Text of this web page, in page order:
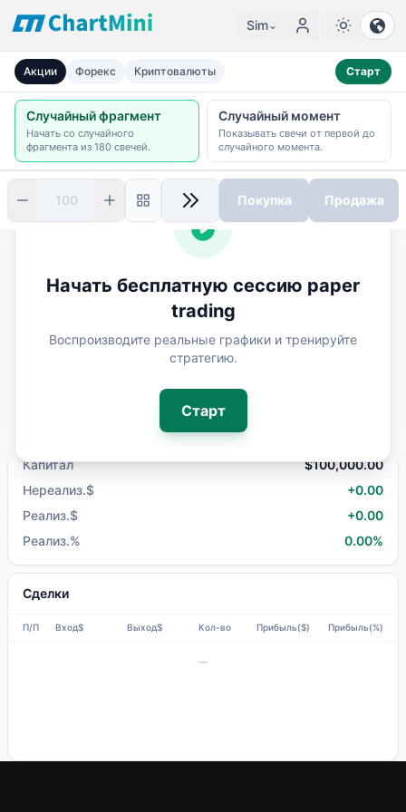
Sim⌄
Бесплатный Paper Trading — Повтор Исторических
Акции Форекс Криптовалюты Старт
Случайный фрагмент
Начать со случайного
фрагмента из 180 свечей.
Случайный момент
Показывать свечи от первой до
случайного момента.
Начать бесплатную сессию paper
trading
Воспроизводите реальные графики и тренируйте
стратегию.
Старт
Покупка Продажа
Кол-во
0
Себестоимость Рыночная цена
$0.00
Капитал $100,000.00
Нереализ.$ +0.00
Реализ.$ +0.00
Реализ.% 0.00%
Сделки
П/П Вход$ Выход$ Кол-во Прибыль($) Прибыль(%)
—